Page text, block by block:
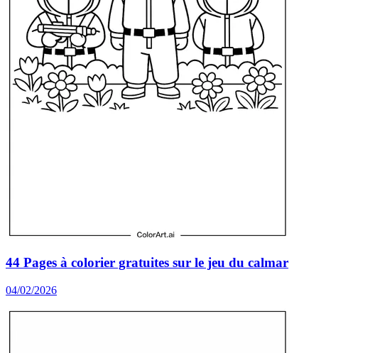
44 Pages à colorier gratuites sur le jeu du calmar
04/02/2026